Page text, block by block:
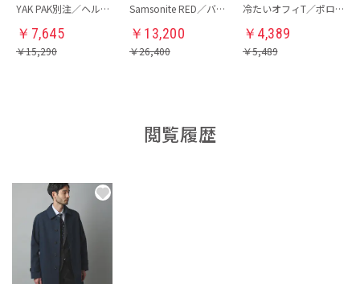
YAK PAK別注／ヘルメットバッグ
￥ 7,645
￥15,290
Samsonite RED／バックパック
￥ 13,200
￥26,400
冷たいオフィT／ポロシャツ
￥ 4,389
￥5,489
閲覧履歴